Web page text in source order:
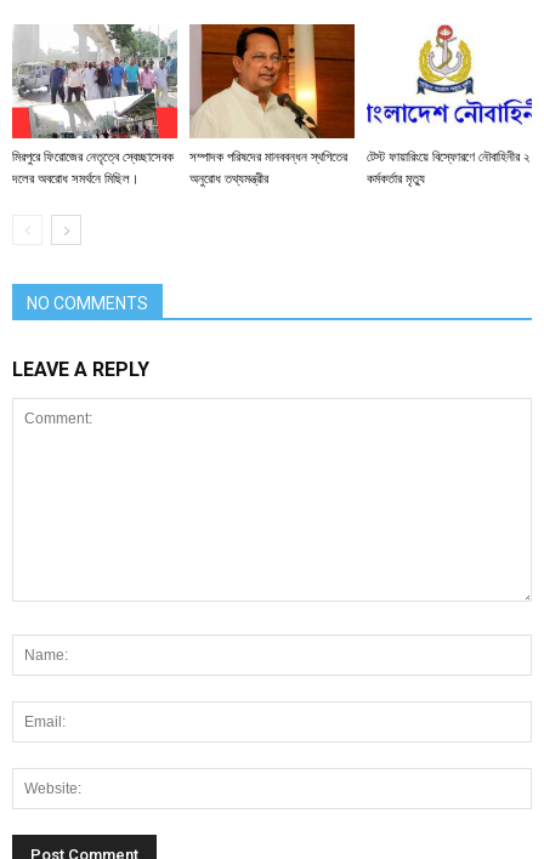
মিরপুরে ফিরোজের নেতৃত্বে স্বেচ্ছাসেবক
দলের অবরোধ সমর্থনে মিছিল।
সম্পাদক পরিষদের মানববন্ধন স্থগিতের
অনুরোধ তথ্যমন্ত্রীর
টেস্ট ফায়ারিংয়ে বিস্ফোরণে নৌবাহিনীর ২
কর্মকর্তার মৃত্যু
NO COMMENTS
LEAVE A REPLY